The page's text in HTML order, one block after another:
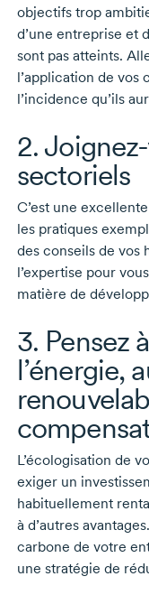
objectifs trop
d’une entreprise et
sont pas atteints.
l’application de vos
l’incidence qu’ils
2.
sectoriels
C’est une
les pratiques
des conseils de vos
l’expertise pour
matière de
3. Pensez
l’énergie,
L’écologisation de
exiger un
habituellement
à d’autres
carbone de votre
une stratégie de